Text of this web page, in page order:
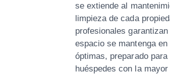
se extiende al
limpieza de cada
profesionales
espacio se mantenga en
óptimas, preparado
huéspedes con la mayor